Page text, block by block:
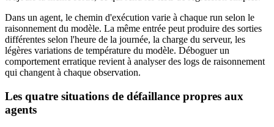
Dans un agent, le chemin d'exécution varie à chaque run selon le
raisonnement du modèle. La même entrée peut produire des sorties
différentes selon l'heure de la journée, la charge du serveur, les
légères variations de température du modèle. Déboguer un
comportement erratique revient à analyser des logs de raisonnement
qui changent à chaque observation.
Les quatre situations de défaillance propres aux
agents